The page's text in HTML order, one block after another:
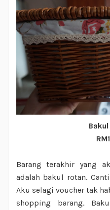
Barang terakhir yang
adalah bakul rotan.
Aku selagi voucher tak
shopping barang.